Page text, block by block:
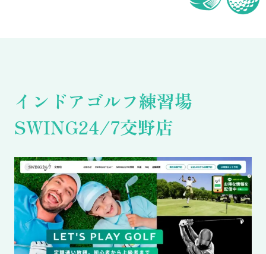
インドアゴルフ練習場
SWING24/7交野店